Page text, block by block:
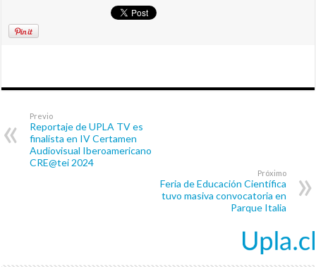
Previo
Reportaje de UPLA TV es
finalista en IV Certamen
Audiovisual Iberoamericano
CRE@tei 2024
Próximo
Feria de Educación Científica
tuvo masiva convocatoria en
Parque Italia